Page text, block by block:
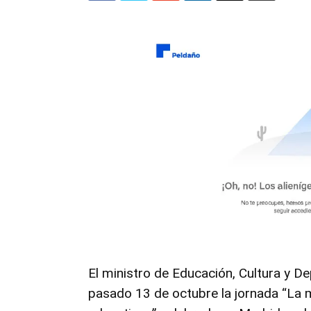
El ministro de Educación, Cultura y
pasado 13 de octubre la jornada “La